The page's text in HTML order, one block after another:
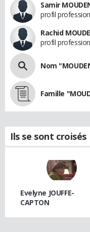
Samir
profil
Rachid
profil
Nom
Famille
Ils se sont croisés
Evelyne JOUFFE-
CAPTON